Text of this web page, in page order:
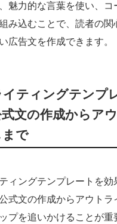
魅力的な言葉を使い、コ
み込むことで、読者の関
広告文を作成できます。
イティングテンプ
文の作成からア
で
ィングテンプレートを効
式文の作成からアウトラ
プを追いかけることが